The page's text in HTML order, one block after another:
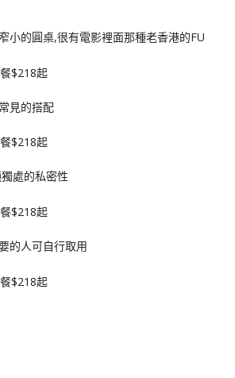
小的圓桌,很有電影裡面那種老香港的FU
見的搭配
處的私密性
的人可自行取用